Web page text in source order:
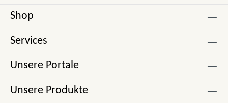
Shop
Services
Unsere Portale
Unsere Produkte